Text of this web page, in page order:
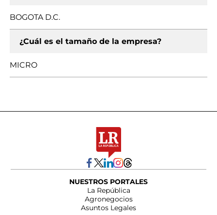
BOGOTA D.C.
¿Cuál es el tamaño de la empresa?
MICRO
NUESTROS PORTALES
La República
Agronegocios
Asuntos Legales